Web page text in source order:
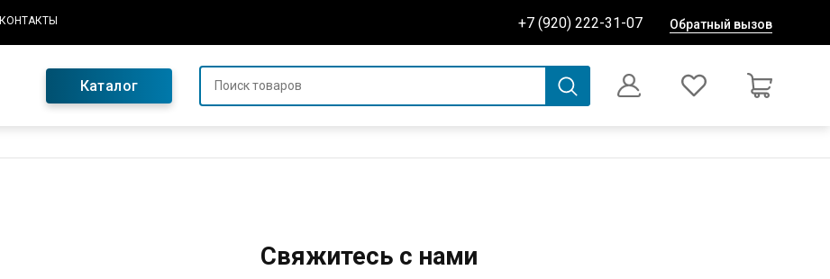
КОНТАКТЫ +7 (920) 222-31-07 Обратный вызов
Каталог
Оформление заказа
Свяжитесь с нами